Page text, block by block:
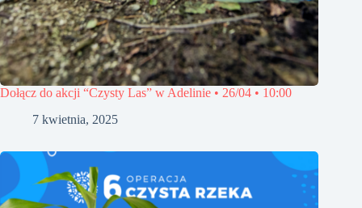
Dołącz do akcji “Czysty Las” w Adelinie • 26/04 • 10:00
7 kwietnia, 2025